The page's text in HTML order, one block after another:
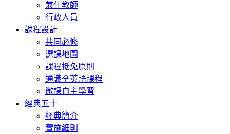
兼任教師
行政人員
課程設計
共同必修
選課地圖
課程抵免原則
通識全英語課程
微課自主學習
經典五十
經典簡介
實施細則